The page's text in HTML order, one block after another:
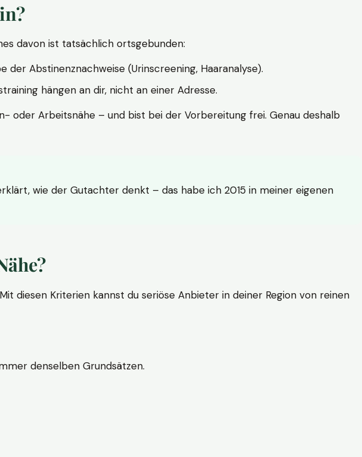
davon ist tatsächlich ortsgebunden:
Abstinenznachweise (Urinscreening, Haaranalyse).
hängen an dir, nicht an einer Adresse.
oder Arbeitsnähe – und bist bei der Vorbereitung frei. Genau deshalb
wie der Gutachter denkt – das habe ich 2015 in meiner eigenen
diesen Kriterien kannst du seriöse Anbieter in deiner Region von reinen
denselben Grundsätzen.